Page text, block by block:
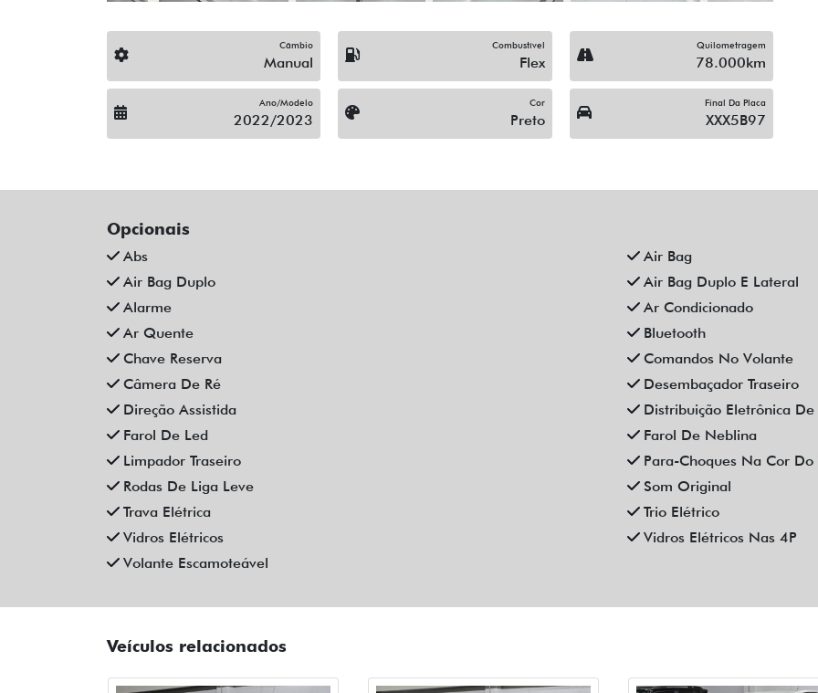
Câmbio
Manual
Combustível
Flex
Quilometragem
78.000km
Ano/Modelo
2022/2023
Cor
Preto
Final Da Placa
XXX5B97
Opcionais
Abs
Air Bag
Air Bag Duplo
Air Bag Duplo E Lateral
Alarme
Ar Condicionado
Ar Quente
Bluetooth
Chave Reserva
Comandos No Volante
Câmera De Ré
Desembaçador Traseiro
Direção Assistida
Distribuição Eletrônica De
Farol De Led
Farol De Neblina
Limpador Traseiro
Para-Choques Na Cor Do
Rodas De Liga Leve
Som Original
Trava Elétrica
Trio Elétrico
Vidros Elétricos
Vidros Elétricos Nas 4P
Volante Escamoteável
Veículos relacionados